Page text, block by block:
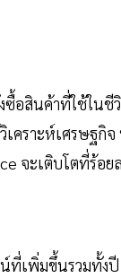
ซื้อสินค้าที่ใช้ในชี
คราะห์เศรษฐกิจ
จะเติบโตที่ร้อย
ที่เพิ่มขึ้นรวมทั้งปี